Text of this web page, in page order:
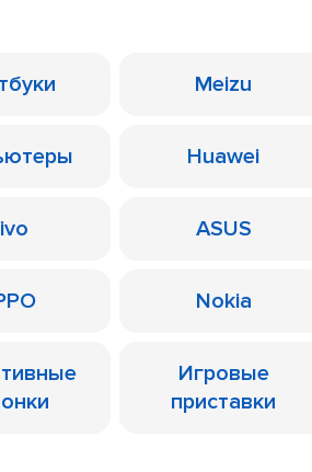
Meizu
Huawei
ASUS
Nokia
Игровые
приставки